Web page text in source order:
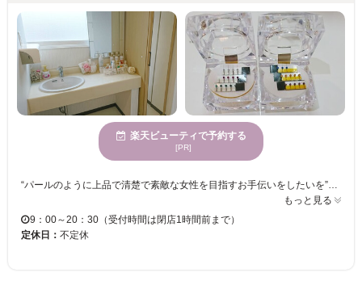
楽天ビューティで予約する
[PR]
“パールのように上品で清楚で素敵な女性を目指すお手伝いをしたいを”コンセプトに持つ【トータルビューティーサロン Pearl Eye】は、ゲスト一人ひとりの生え癖や毛質、似合わせを考え、立体的で魅力的な目元を提供してくれるまつ毛サロンです♪♪ 白を基調に落ち着きのある店内は、初めての方でも緊張せずゆっくりとリラックスしながらサロンタイムが過ごせます◎また、丁寧なカウンセリングを行ってくれるので、デザインが決まらない方でも安心してお任せ出来ます◎ ぜひこの機会に【トータルビューティーサロン Pearl Eye】で、すっぴんでも自信が持てる自分へ変身してみませんか？？
もっと見る
9：00～20：30（受付時間は閉店1時間前まで）
定休日： 不定休